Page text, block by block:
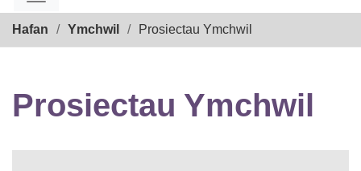
Hafan Ymchwil Prosiectau Ymchwil
Prosiectau Ymchwil